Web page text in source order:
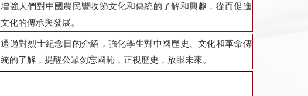
增強人們對中國農民豐收節文化和傳統的了解和興趣，從而促進
文化的傳承與發展。
通過對烈士紀念日的介紹，強化學生對中國歷史、文化和革命傳
統的了解，提醒公眾勿忘國恥，正視歷史，放眼未來。